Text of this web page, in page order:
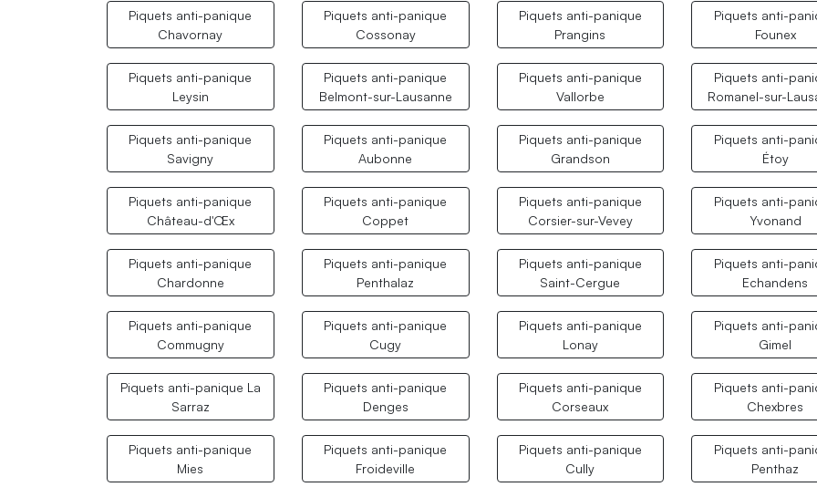
Piquets anti-panique
Chavornay
Piquets anti-panique
Cossonay
Piquets anti-panique
Prangins
Piquets anti-
Founex
Piquets anti-panique
Leysin
Piquets anti-panique
Belmont-sur-Lausanne
Piquets anti-panique
Vallorbe
Piquets anti-
Romanel-sur-
Piquets anti-panique
Savigny
Piquets anti-panique
Aubonne
Piquets anti-panique
Grandson
Piquets anti-
Étoy
Piquets anti-panique
Château-d'Œx
Piquets anti-panique
Coppet
Piquets anti-panique
Corsier-sur-Vevey
Piquets anti-
Yvonand
Piquets anti-panique
Chardonne
Piquets anti-panique
Penthalaz
Piquets anti-panique
Saint-Cergue
Piquets anti-
Echandens
Piquets anti-panique
Commugny
Piquets anti-panique
Cugy
Piquets anti-panique
Lonay
Piquets anti-
Gimel
Piquets anti-panique La
Sarraz
Piquets anti-panique
Denges
Piquets anti-panique
Corseaux
Piquets anti-
Chexbres
Piquets anti-panique
Mies
Piquets anti-panique
Froideville
Piquets anti-panique
Cully
Piquets anti-
Penthaz